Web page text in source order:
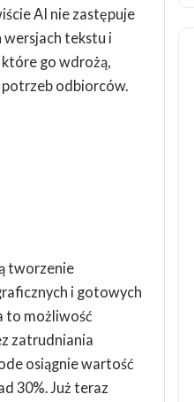
AI nie zastępuje
wersjach tekstu i
go wdrożą,
potrzeb odbiorców.
tworzenie
i gotowych
to możliwość
zatrudniania
osiągnie wartość
30%. Już teraz